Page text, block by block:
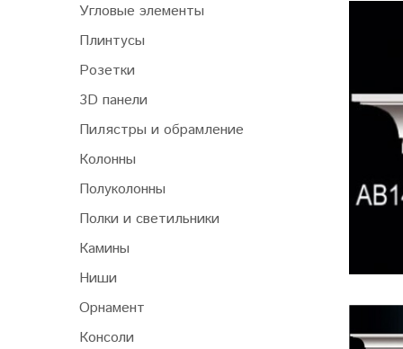
Угловые элементы
Плинтусы
Розетки
3D панели
Пилястры и обрамление
Колонны
Полуколонны
Полки и светильники
Камины
Ниши
Орнамент
Консоли